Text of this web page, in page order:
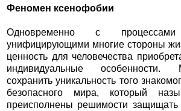
Феномен ксенофобии
Одновременно с процессами
унифицирующими многие стороны
ценность для человечества
индивидуальные
сохранить уникальность того
безопасного мира, который
преисполнены решимости